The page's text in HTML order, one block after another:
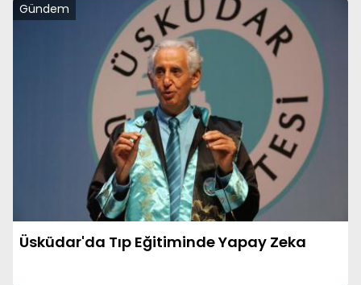
Gündem
Üsküdar'da Tıp Eğitiminde Yapay Zeka